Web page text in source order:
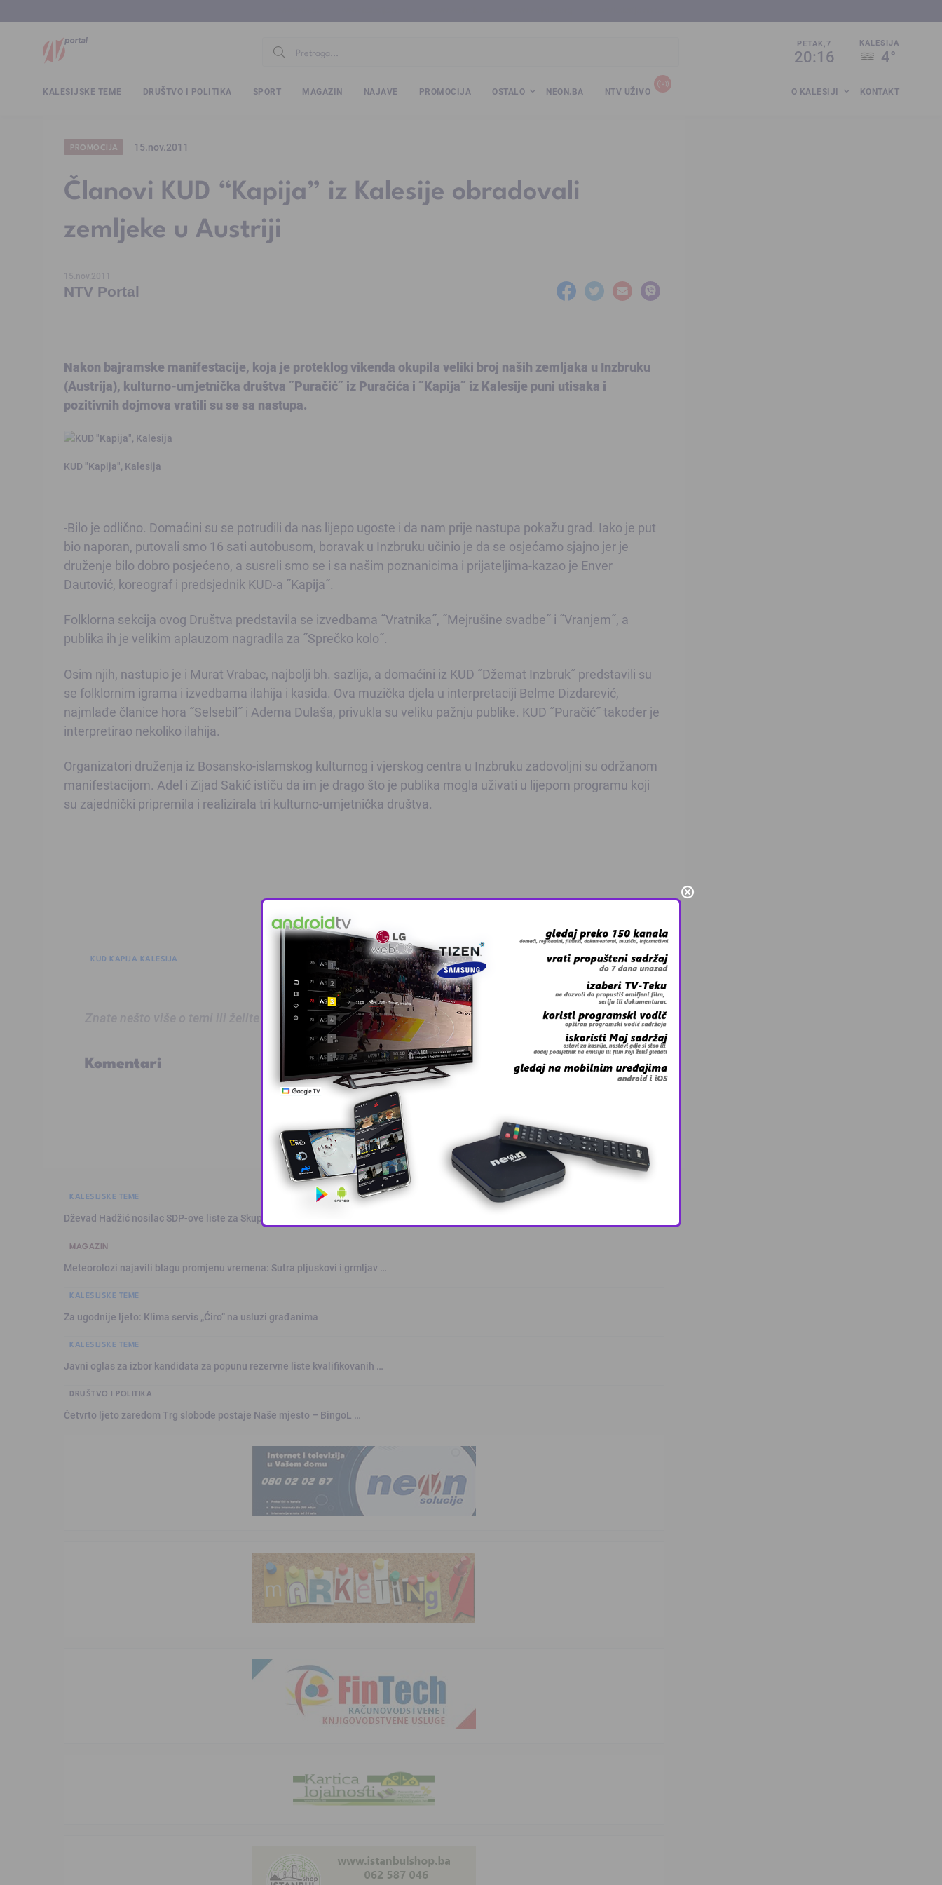
PETAK,7
20:16
KALESIJA
4°
KALESIJSKE TEME DRUŠTVO I POLITIKA SPORT MAGAZIN NAJAVE PROMOCIJA OSTALO NEON.BA NTV UŽIVO O KALESIJI KONTAKT
PROMOCIJA 15.nov.2011
Članovi KUD “Kapija” iz Kalesije obradovali
zemljeke u Austriji
15.nov.2011
NTV Portal
Nakon bajramske manifestacije, koja je proteklog vikenda okupila veliki broj naših zemljaka u Inzbruku
(Austrija), kulturno-umjetnička društva ˝Puračić˝ iz Puračića i ˝Kapija˝ iz Kalesije puni utisaka i
pozitivnih dojmova vratili su se sa nastupa.
KUD "Kapija", Kalesija
-Bilo je odlično. Domaćini su se potrudili da nas lijepo ugoste i da nam prije nastupa pokažu grad. Iako je put
bio naporan, putovali smo 16 sati autobusom, boravak u Inzbruku učinio je da se osjećamo sjajno jer je
druženje bilo dobro posjećeno, a susreli smo se i sa našim poznanicima i prijateljima-kazao je Enver
Dautović, koreograf i predsjednik KUD-a ˝Kapija˝.
Folklorna sekcija ovog Društva predstavila se izvedbama ˝Vratnika˝, ˝Mejrušine svadbe˝ i ˝Vranjem˝, a
publika ih je velikim aplauzom nagradila za ˝Sprečko kolo˝.
Osim njih, nastupio je i Murat Vrabac, najbolji bh. sazlija, a domaćini iz KUD ˝Džemat Inzbruk˝ predstavili su
se folklornim igrama i izvedbama ilahija i kasida. Ova muzička djela u interpretaciji Belme Dizdarević,
najmlađe članice hora ˝Selsebil˝ i Adema Dulaša, privukla su veliku pažnju publike. KUD ˝Puračić˝ također je
interpretirao nekoliko ilahija.
Organizatori druženja iz Bosansko-islamskog kulturnog i vjerskog centra u Inzbruku zadovoljni su održanom
manifestacijom. Adel i Zijad Sakić ističu da im je drago što je publika mogla uživati u lijepom programu koji
su zajednički pripremila i realizirala tri kulturno-umjetnička društva.
KUD KAPIJA KALESIJA
Znate nešto više o temi ili želite prijaviti grešku u tekstu?
Komentari
KALESIJSKE TEME
Dževad Hadžić nosilac SDP-ove liste za Skupštinu Tuzlanskog kanton …
MAGAZIN
Meteorolozi najavili blagu promjenu vremena: Sutra pljuskovi i grmljav …
KALESIJSKE TEME
Za ugodnije ljeto: Klima servis „Ćiro“ na usluzi građanima
KALESIJSKE TEME
Javni oglas za izbor kandidata za popunu rezervne liste kvalifikovanih …
DRUŠTVO I POLITIKA
Četvrto ljeto zaredom Trg slobode postaje Naše mjesto – BingoL …